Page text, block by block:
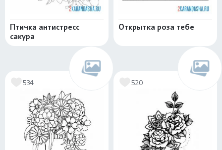
Птичка антистресс
сакура
Открытка роза тебе
534 520